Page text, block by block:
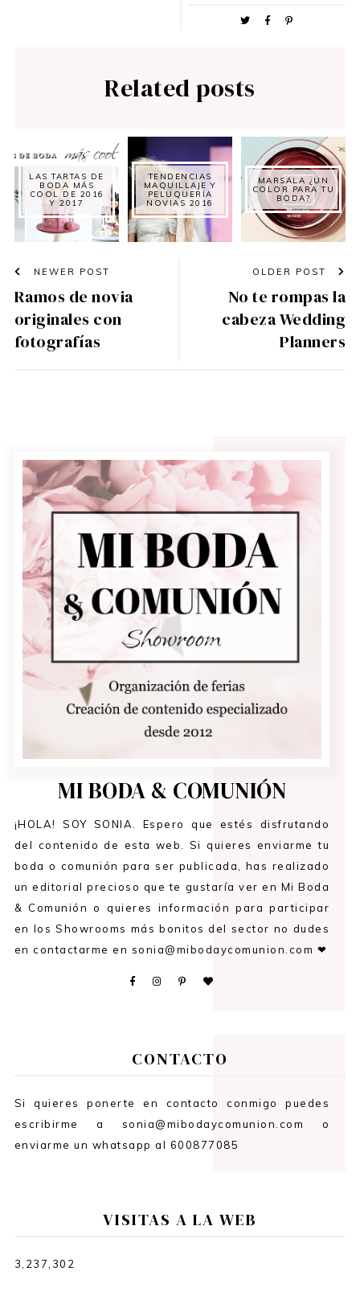
Related posts
LAS TARTAS DE
BODA MÁS
COOL DE 2016
Y 2017
TENDENCIAS
MAQUILLAJE Y
PELUQUERÍA
NOVIAS 2016
MARSALA ¿UN
COLOR PARA TU
BODA?
NEWER POST
Ramos de novia
originales con
fotografías
OLDER POST
No te rompas la
cabeza Wedding
Planners
MI BODA & COMUNIÓN
¡HOLA! SOY SONIA. Espero que estés disfrutando
del contenido de esta web. Si quieres enviarme tu
boda o comunión para ser publicada, has realizado
un editorial precioso que te gustaría ver en Mi Boda
& Comunión o quieres información para participar
en los Showrooms más bonitos del sector no dudes
en contactarme en sonia@mibodaycomunion.com ❤
CONTACTO
Si quieres ponerte en contacto conmigo puedes
escribirme a sonia@mibodaycomunion.com o
enviarme un whatsapp al 600877085
VISITAS A LA WEB
3,237,302